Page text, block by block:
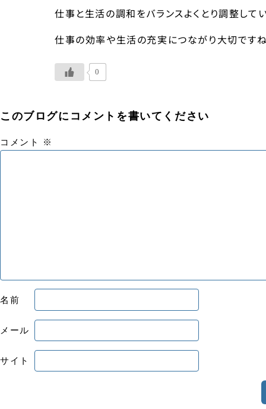
仕事と生活の調和をバランスよくとり調整してい
仕事の効率や生活の充実につながり大切で
0
このブログにコメントを書いてください
コメント ※
名前
メール
サイト